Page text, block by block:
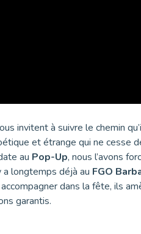
invitent à suivre le chemin
et étrange qui ne cesse
au Pop-Up, nous l’avons
a longtemps déjà au FGO
dans la fête, ils
garantis.